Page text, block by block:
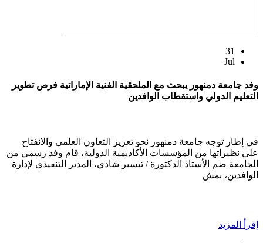
31
Jul
وفد جامعة دمنهور يبحث مع الملحقية الفنية الإماراتية فرص تطوير
التعليم الدولي واستقطاب الوافدين
في إطار توجه جامعة دمنهور نحو تعزيز التعاون العلمي والانفتاح
على نظيراتها من المؤسسات الأكاديمية الدولية، قام وفد رسمي من
الجامعة ضم الأستاذ الدكتورة / تيسير شادي، المدير التنفيذي لإدارة
الوافدين، بمش
إقرأ المزيد